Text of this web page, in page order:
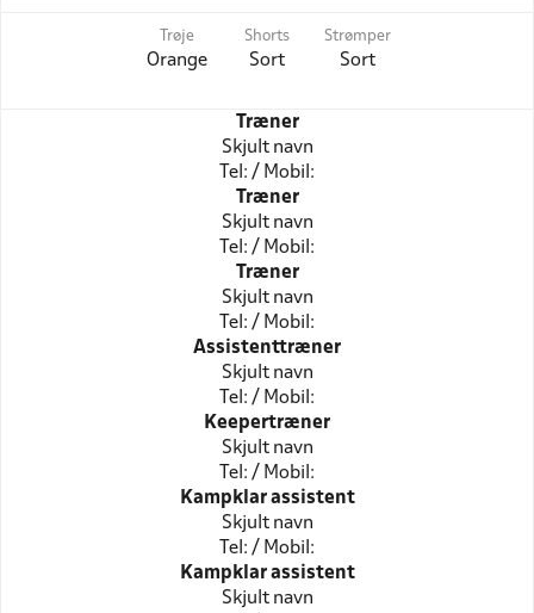
Trøje
Orange
Shorts
Sort
Strømper
Sort
Træner
Skjult navn
Tel: / Mobil:
Træner
Skjult navn
Tel: / Mobil:
Træner
Skjult navn
Tel: / Mobil:
Assistenttræner
Skjult navn
Tel: / Mobil:
Keepertræner
Skjult navn
Tel: / Mobil:
Kampklar assistent
Skjult navn
Tel: / Mobil:
Kampklar assistent
Skjult navn